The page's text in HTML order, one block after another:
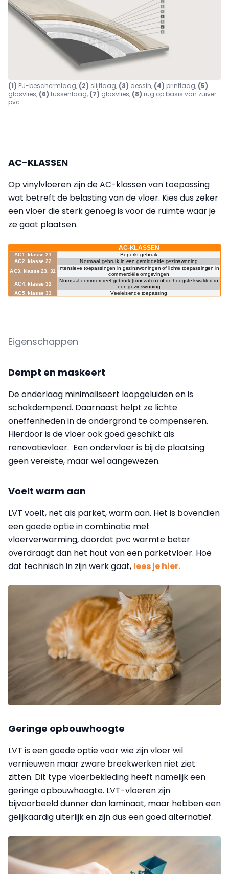
(1) PU-beschermlaag, (2) slijtlaag, (3) dessin, (4) printlaag, (5)
glasvlies, (6) tussenlaag, (7) glasvlies, (8) rug op basis van zuiver
pvc
AC-KLASSEN
Op vinylvloeren zijn de AC-klassen van toepassing
wat betreft de belasting van de vloer. Kies dus zeker
een vloer die sterk genoeg is voor de ruimte waar je
ze gaat plaatsen.
Eigenschappen
Dempt en maskeert
De onderlaag minimaliseert loopgeluiden en is
schokdempend. Daarnaast helpt ze lichte
oneffenheden in de ondergrond te compenseren.
Hierdoor is de vloer ook goed geschikt als
renovatievloer. Een ondervloer is bij de plaatsing
geen vereiste, maar wel aangewezen.
Voelt warm aan
LVT voelt, net als parket, warm aan. Het is bovendien
een goede optie in combinatie met
vloerverwarming, doordat pvc warmte beter
overdraagt dan het hout van een parketvloer. Hoe
dat technisch in zijn werk gaat, lees je hier.
Geringe opbouwhoogte
LVT is een goede optie voor wie zijn vloer wil
vernieuwen maar zware breekwerken niet ziet
zitten. Dit type vloerbekleding heeft namelijk een
geringe opbouwhoogte. LVT-vloeren zijn
bijvoorbeeld dunner dan laminaat, maar hebben een
gelijkaardig uiterlijk en zijn dus een goed alternatief.